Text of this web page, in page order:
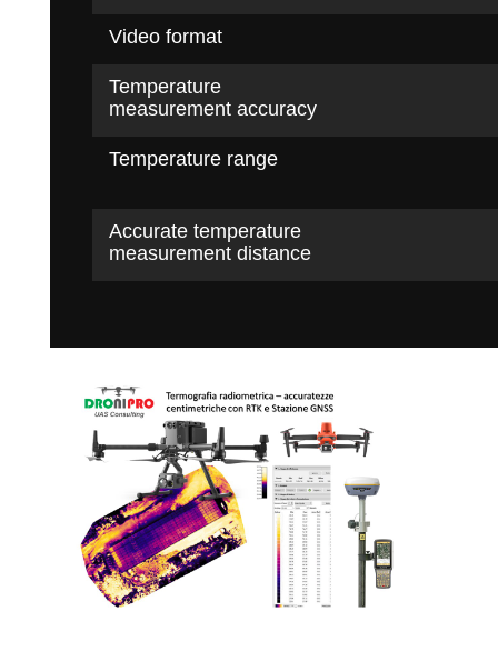
Video format
Temperature
measurement accuracy
Temperature range
Accurate temperature
measurement distance